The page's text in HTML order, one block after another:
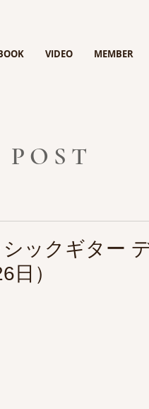
VIDEO MEMBER
ックギター
日）